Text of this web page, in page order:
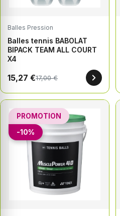
Balles Pression
Balles tennis BABOLAT
BIPACK TEAM ALL COURT
X4
15,27 €17,00 €
PROMOTION
-10%